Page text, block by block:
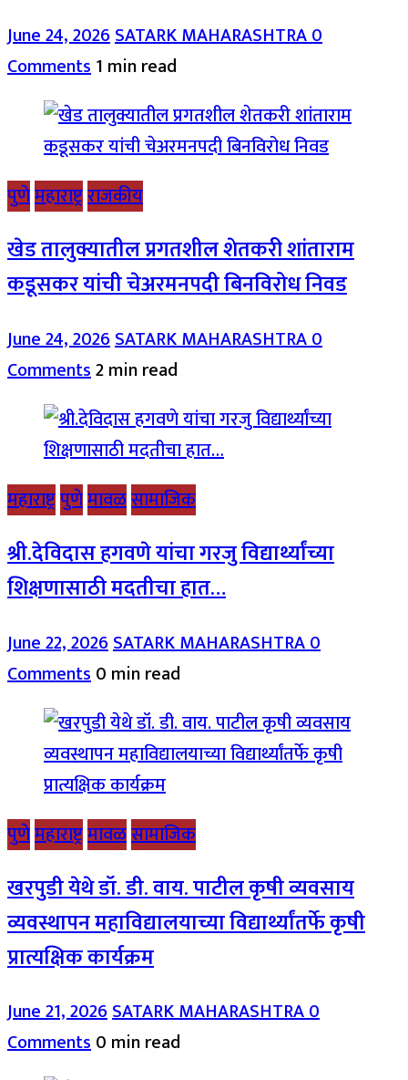
June 24, 2026SATARK MAHARASHTRA0
Comments1 min read
पुणेमहाराष्ट्रराजकीय
खेड तालुक्यातील प्रगतशील शेतकरी शांताराम
कडूसकर यांची चेअरमनपदी बिनविरोध निवड
June 24, 2026SATARK MAHARASHTRA0
Comments2 min read
महाराष्ट्रपुणेमावळसामाजिक
श्री.देविदास हगवणे यांचा गरजु विद्यार्थ्यांच्या
शिक्षणासाठी मदतीचा हात…
June 22, 2026SATARK MAHARASHTRA0
Comments0 min read
पुणेमहाराष्ट्रमावळसामाजिक
खरपुडी येथे डॉ. डी. वाय. पाटील कृषी व्यवसाय
व्यवस्थापन महाविद्यालयाच्या विद्यार्थ्यांतर्फे कृषी
प्रात्यक्षिक कार्यक्रम
June 21, 2026SATARK MAHARASHTRA0
Comments0 min read